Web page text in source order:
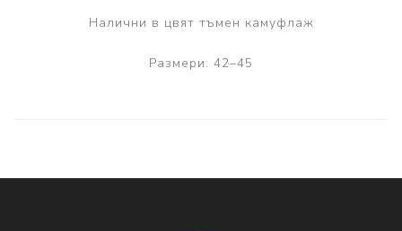
Налични в цвят тъмен камуфлаж
Размери: 42–45